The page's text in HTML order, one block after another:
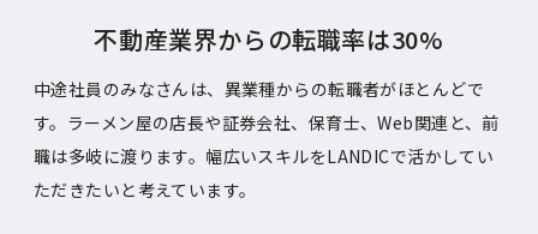
不動産業界からの転職率は30%
中途社員のみなさんは、異業種からの転職者がほとんどで
す。ラーメン屋の店長や証券会社、保育士、Web関連と、前
職は多岐に渡ります。幅広いスキルをLANDICで活かしてい
ただきたいと考えています。